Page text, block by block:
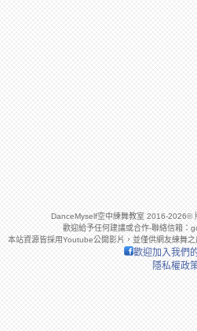
DanceMyself空中練舞教室 2016-2026©
歡迎給予任何建議或合作-聯絡信箱：
本站資源皆採用Youtube公開影片，並僅供網友練舞
歡迎加入我們
隱私權政